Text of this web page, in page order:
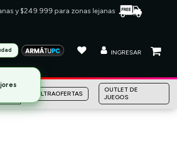
y $249.999 para zonas lejanas
INGRESAR
ULTRAOFERTAS
OUTLET DE
JUEGOS